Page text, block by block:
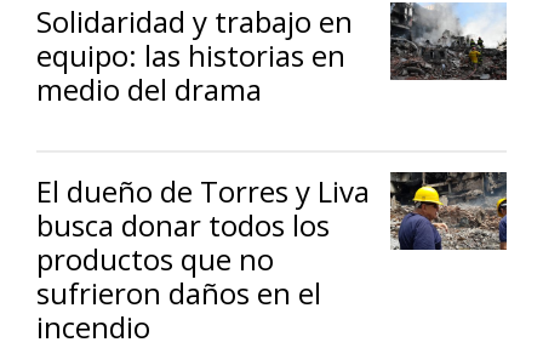
Solidaridad y trabajo en
equipo: las historias en
medio del drama
El dueño de Torres y Liva
busca donar todos los
productos que no
sufrieron daños en el
incendio